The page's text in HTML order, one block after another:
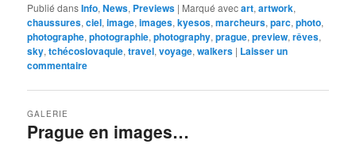
Publié dansInfo,News, Previews | Marqué avecart,artwork,
chaussures,ciel,image,images,kyesos,marcheurs,parc,photo,
photographe,photographie,photography,prague,preview,rêves,
sky,tchécoslovaquie,travel,voyage,walkers | Laisser un
commentaire
Prague en images…
GALERIE